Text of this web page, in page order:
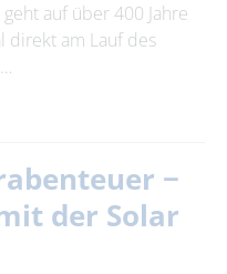
auf über 400 Jahre
direkt am Lauf des
−
der Solar